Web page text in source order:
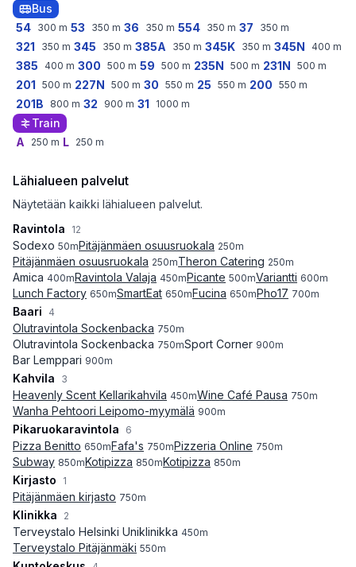
Bus
54 300 m 53 350 m 36 350 m 554 350 m 37 350 m
321 350 m 345 350 m 385A 350 m 345K 350 m 345N 400 m
385 400 m 300 500 m 59 500 m 235N 500 m 231N 500 m
201 500 m 227N 500 m 30 550 m 25 550 m 200 550 m
201B 800 m 32 900 m 31 1000 m
Train
A
250 m L 250 m
Lähialueen palvelut
Näytetään kaikki lähialueen palvelut.
Ravintola
12
Sodexo 50mPitäjänmäen osuusruokala 250m
Pitäjänmäen osuusruokala 250mTheron Catering 250m
Amica 400mRavintola Valaja 450mPicante 500mVariantti 600m
Lunch Factory 650mSmartEat 650mFucina 650mPho17 700m
Baari 4
Olutravintola Sockenbacka 750m
Olutravintola Sockenbacka 750mSport Corner 900m
Bar Lemppari 900m
Kahvila 3
Heavenly Scent Kellarikahvila 450mWine Café Pausa 750m
Wanha Pehtoori Leipomo-myymälä 900m
Pikaruokaravintola 6
Pizza Benitto 650mFafa's 750mPizzeria Online 750m
Subway 850mKotipizza 850mKotipizza 850m
Kirjasto 1
Pitäjänmäen kirjasto 750m
Klinikka 2
Terveystalo Helsinki Uniklinikka 450m
Terveystalo Pitäjänmäki 550m